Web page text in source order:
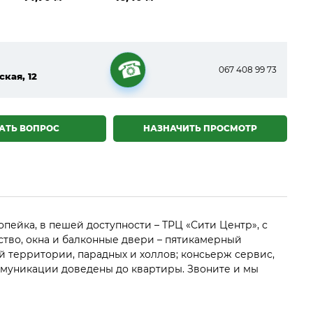
12
☎
067 408 99 73
НАЗНАЧИТЬ ПРОСМОТР
ВОПРОС
в пешей доступности – ТРЦ «Сити Центр», с
окна и балконные двери – пятикамерный
парадных и холлов; консьерж сервис,
доведены до квартиры. Звоните и мы